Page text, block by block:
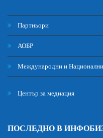
Партньори
АОБР
Международни и
Център за медиация
ПОСЛЕДНО В